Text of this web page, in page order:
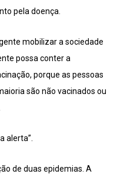
pela doença.
mobilizar a sociedade
possa conter a
porque as pessoas
são não vacinados ou
alerta”.
de duas epidemias. A